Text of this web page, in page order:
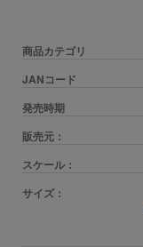
商品カテゴリ
JANコード
発売時期
販売元：
スケール：
サイズ：